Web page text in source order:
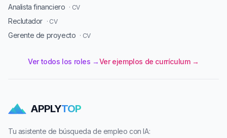
Analista financiero · CV
Reclutador · CV
Gerente de proyecto · CV
Ver todos los roles →Ver ejemplos de currículum →
APPLYTOP
Tu asistente de búsqueda de empleo con IA: